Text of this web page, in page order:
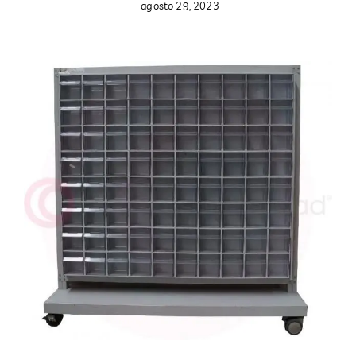
agosto 29, 2023